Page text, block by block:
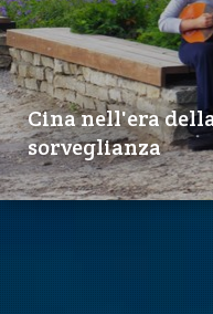
Cina nell'era
sorveglianza